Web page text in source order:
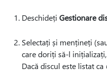
Deschideți Gestionare
Selectați și mențineți
care doriți să-l
Dacă discul este listat ca